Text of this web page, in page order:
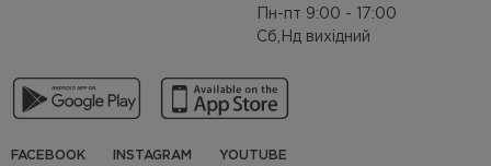
Пн-пт 9:00 - 17:00
Сб,Нд вихідний
FACEBOOK INSTAGRAM YOUTUBE